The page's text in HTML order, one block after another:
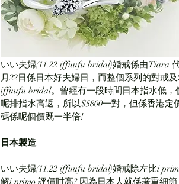
いい夫婦(11.22 iffuufu bridal)婚戒係由Tiara
月22日係日本好夫婦日，而整個系列的對戒
iffuufu bridal。曾經有一段時間日本指水低，
呢排指水高返，所以$5800一對，但係香港
碼係呢個價既一半倍!
日本製造
いい夫婦(11.22 iffuufu bridal)婚戒除左比i
解i primo 評價咁高? 因為日本人就係著重細